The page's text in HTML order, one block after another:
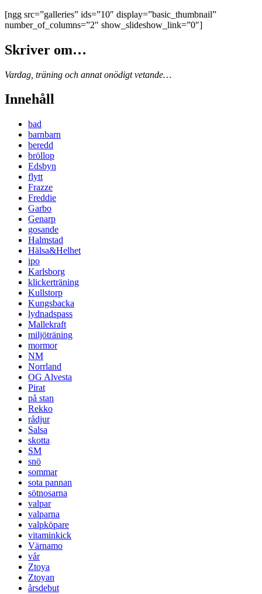
[ngg src=”galleries” ids=”10″ display=”basic_thumbnail”
number_of_columns=”2″ show_slideshow_link=”0″]
Skriver om…
Vardag, träning och annat onödigt vetande…
Innehåll
bad
barnbarn
beredd
bröllop
Edsbyn
flytt
Frazze
Freddie
Garbo
Genarp
gosande
Halmstad
Hälsa&Helhet
ipo
Karlsborg
klickerträning
Kullstorp
Kungsbacka
lydnadspass
Mallekraft
miljöträning
mormor
NM
Norrland
OG Alvesta
Pirat
på stan
Rekko
rådjur
Salsa
skotta
SM
snö
sommar
sota pannan
sötnosarna
valpar
valparna
valpköpare
vitaminkick
Värnamo
vår
Ztoya
Ztoyan
årsdebut